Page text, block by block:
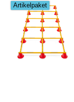
Artikelpaket